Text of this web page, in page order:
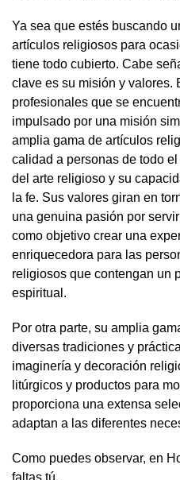
Ya sea que estés buscando
artículos religiosos para
tiene todo cubierto. Cabe
clave es su misión y valores.
profesionales que se
impulsado por una misión
amplia gama de artículos
calidad a personas de todo
del arte religioso y su
la fe. Sus valores giran en
una genuina pasión por
como objetivo crear una
enriquecedora para las
religiosos que contengan un
espiritual.
Por otra parte, su amplia
diversas tradiciones y
imaginería y decoración
litúrgicos y productos para
proporciona una extensa
adaptan a las diferentes
Como puedes observar, en
faltas tú.